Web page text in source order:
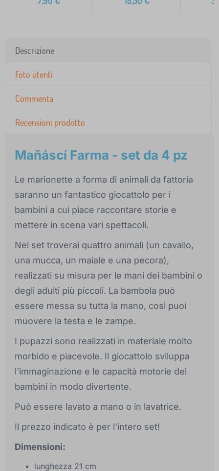
Descrizione
Foto utenti
Commenta
Recensioni prodotto
Maňáscí Farma - set da 4 pz
Le marionette a forma di animali da fattoria
saranno un fantastico giocattolo per i
bambini a cui piace raccontare storie e
mettere in scena vari spettacoli.
Nel set troverai quattro animali (un cavallo,
una mucca, un maiale e una pecora),
realizzati su misura per le mani dei bambini o
degli adulti più piccoli. La bambola può
essere messa su tutta la mano, così puoi
muovere la testa e le zampe.
I pupazzi sono realizzati in materiale molto
morbido e piacevole. Il giocattolo sviluppa
l'immaginazione e le capacità motorie dei
bambini in modo divertente.
Può essere lavato a mano o in lavatrice.
Il prezzo indicato è per l'intero set!
Dimensioni:
lunghezza 21 cm